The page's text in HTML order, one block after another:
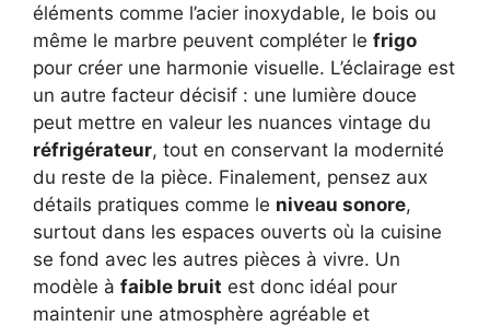
éléments comme l’acier inoxydable, le bois ou
même le marbre peuvent compléter le frigo
pour créer une harmonie visuelle. L’éclairage est
un autre facteur décisif : une lumière douce
peut mettre en valeur les nuances vintage du
réfrigérateur, tout en conservant la modernité
du reste de la pièce. Finalement, pensez aux
détails pratiques comme le niveau sonore,
surtout dans les espaces ouverts où la cuisine
se fond avec les autres pièces à vivre. Un
modèle à faible bruit est donc idéal pour
maintenir une atmosphère agréable et